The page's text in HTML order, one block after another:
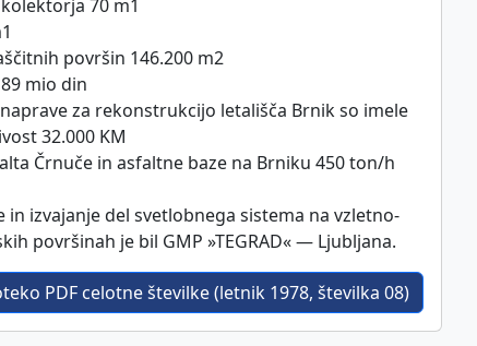
70 m1
površin 146.200 m2
mio din
za rekonstrukcijo letališča Brnik so imele
32.000 KM
Črnuče in asfaltne baze na Brniku 450 ton/h
izvajanje del svetlobnega sistema na vzletno-
površinah je bil GMP »TEGRAD« — Ljubljana.
PDF celotne številke (letnik 1978, številka 08)